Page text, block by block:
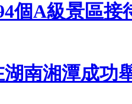
個A級景區
南湘潭成功